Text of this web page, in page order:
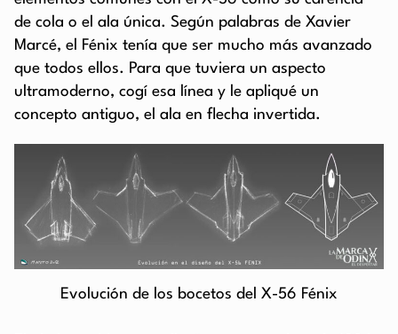
de cola o el ala única. Según palabras de Xavier
Marcé, el Fénix tenía que ser mucho más avanzado
que todos ellos. Para que tuviera un aspecto
ultramoderno, cogí esa línea y le apliqué un
concepto antiguo, el ala en flecha invertida.
Evolución de los bocetos del X-56 Fénix